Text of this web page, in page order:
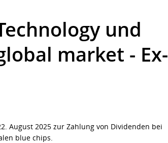
und
market - Ex-
August 2025 zur Zahlung von Dividenden bei
blue chips.